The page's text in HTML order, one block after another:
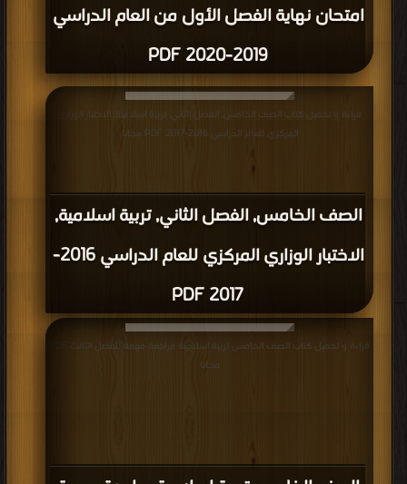
امتحان نهاية الفصل الأول من العام الدراسي
2019-2020 PDF
الصف الخامس, الفصل الثاني, تربية اسلامية,
الاختبار الوزاري المركزي للعام الدراسي 2016-
2017 PDF
قراءة و تحميل كتاب الصف الخامس, الفصل الثاني, تربية اسلامية, الاختبار الوزاري
المركزي للعام الدراسي 2016-2017 PDF مجانا
مجانا